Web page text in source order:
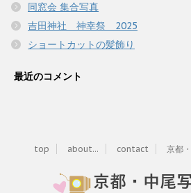
同窓会 集合写真
吉田神社 神幸祭 2025
ショートカットの髪飾り
最近のコメント
top about... contact 京都